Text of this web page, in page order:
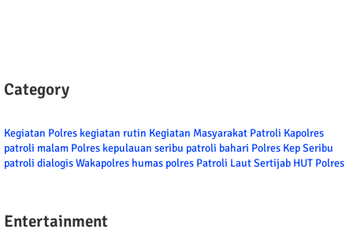
Category
Kegiatan Polres kegiatan rutin Kegiatan Masyarakat Patroli Kapolres
patroli malam Polres kepulauan seribu patroli bahari Polres Kep Seribu
patroli dialogisWakapolres humas polres Patroli LautSertijab HUT Polres
Entertainment